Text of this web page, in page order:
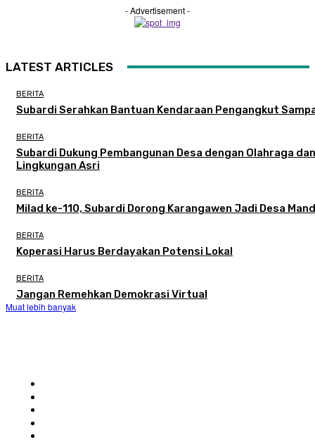
- Advertisement -
LATEST ARTICLES
BERITA
Subardi Serahkan Bantuan Kendaraan Pengangkut
BERITA
Subardi Dukung Pembangunan Desa dengan Olahraga dan
Lingkungan Asri
BERITA
Milad ke-110, Subardi Dorong Karangawen Jadi Desa
BERITA
Koperasi Harus Berdayakan Potensi Lokal
BERITA
Jangan Remehkan Demokrasi Virtual
Muat lebih banyak